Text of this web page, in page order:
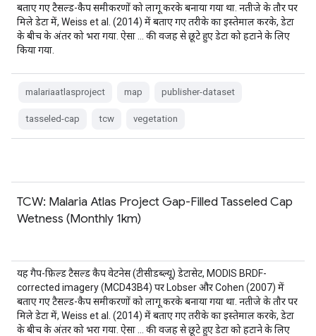
बताए गए टैसल्ड-कैप समीकरणों को लागू करके बनाया गया था. नतीजे के तौर पर
मिले डेटा में, Weiss et al. (2014) में बताए गए तरीके का इस्तेमाल करके, डेटा
के बीच के अंतर को भरा गया. ऐसा … की वजह से छूटे हुए डेटा को हटाने के लिए
किया गया.
malariaatlasproject map publisher-dataset
tasseled-cap tcw vegetation
TCW: Malaria Atlas Project Gap-Filled Tasseled Cap
Wetness (Monthly 1km)
यह गैप-फ़िल्ड टैसल्ड कैप वेटनेस (टीसीडब्ल्यू) डेटासेट, MODIS BRDF-
corrected imagery (MCD43B4) पर Lobser और Cohen (2007) में
बताए गए टैसल्ड-कैप समीकरणों को लागू करके बनाया गया था. नतीजे के तौर पर
मिले डेटा में, Weiss et al. (2014) में बताए गए तरीके का इस्तेमाल करके, डेटा
के बीच के अंतर को भरा गया. ऐसा … की वजह से छूटे हुए डेटा को हटाने के लिए